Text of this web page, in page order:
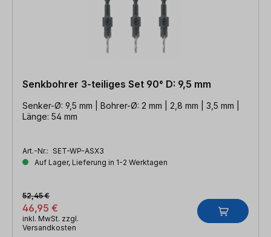
Senkbohrer 3-teiliges Set 90° D: 9,5 mm
Senker-Ø: 9,5 mm | Bohrer-Ø: 2 mm | 2,8 mm | 3,5 mm |
Länge: 54 mm
Art.-Nr.: SET-WP-ASX3
Auf Lager, Lieferung in 1-2 Werktagen
46,95 €
52,45 €
inkl. MwSt. zzgl.
Versandkosten